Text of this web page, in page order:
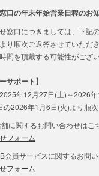
口の年末年始営業日程のお
窓口につきましては、下記
り順次ご返答させていただき
間を頂戴する可能性がござ
サポート】
年12月27日(土)～2026
の2026年1月6日(火)より順次
に関するお問い合わせはこ
フォーム
会員サービスに関するお問
フォーム